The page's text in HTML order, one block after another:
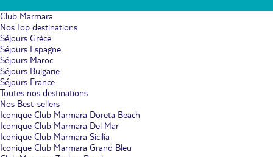
Club Marmara
Nos Top destinations
Séjours Grèce
Séjours Espagne
Séjours Maroc
Séjours Bulgarie
Séjours France
Toutes nos destinations
Nos Best-sellers
Iconique Club Marmara Doreta Beach
Iconique Club Marmara Del Mar
Iconique Club Marmara Sicilia
Iconique Club Marmara Grand Bleu